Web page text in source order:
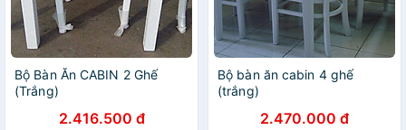
Bộ Bàn Ăn CABIN 2 Ghế
(Trắng)
2.416.500 đ
Bộ bàn ăn cabin 4 ghế
(trắng)
2.470.000 đ